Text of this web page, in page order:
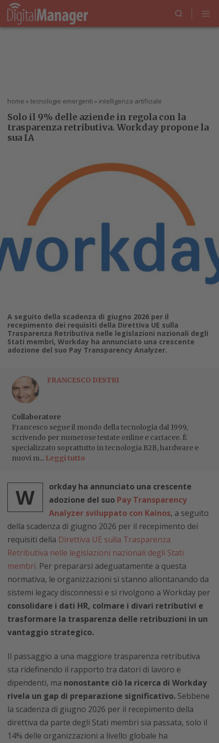
home » tecnologie emergenti » intelligenza artificiale
Solo il 9% delle aziende in regola con la
trasparenza retributiva. Workday propone la
sua IA
A seguito della scadenza di giugno 2026 per il
recepimento dei requisiti della Direttiva UE sulla
Trasparenza Retributiva nelle legislazioni nazionali degli
Stati membri, Workday ha annunciato una crescente
adozione del suo Pay Transparency Analyzer.
FRANCESCO DESTRI
Collaboratore
Francesco segue il mondo della tecnologia dal 1999,
scrivendo per numerose testate online e cartacee. È
specializzato soprattutto in tecnologia B2B, hardware e
nuovi m... Leggi tutto
W
orkday ha annunciato una crescente
adozione del suo Pay Transparency
Analyzer sviluppato con Kainos, a seguito
della scadenza di giugno 2026 per il recepimento dei
requisiti della Direttiva UE sulla Trasparenza
Retributiva nelle legislazioni nazionali degli Stati
membri. Per prepararsi adeguatamente a questa
normativa, le organizzazioni si stanno allontanando da
sistemi legacy disconnessi e si rivolgono a Workday per
consolidare i dati HR, colmare i divari retributivi e
trasformare la trasparenza delle retribuzioni in un
vantaggio strategico.
Il passaggio a una maggiore trasparenza retributiva
sta ridefinendo il rapporto tra datori di lavoro e
dipendenti, ma nonostante ciò la ricerca di Workday
rivela un gap di preparazione significativo. Sebbene
la scadenza di giugno 2026 per il recepimento della
direttiva da parte degli Stati membri sia passata, solo il
14% delle organizzazioni a livello globale ha